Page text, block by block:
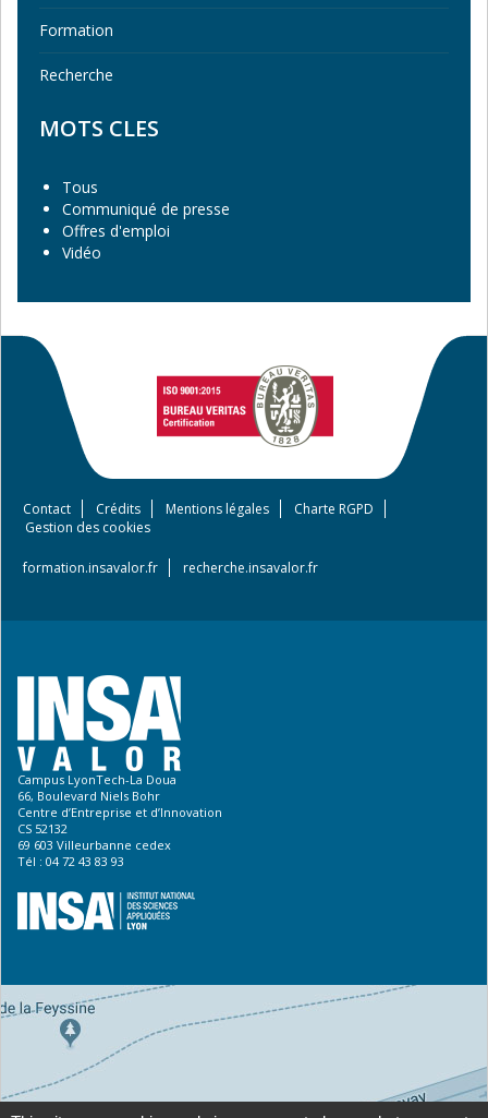
Formation
Recherche
MOTS CLES
Tous
Communiqué de presse
Offres d'emploi
Vidéo
Footer
Contact Crédits Mentions légales
Charte RGPD
Gestion des cookies
formation.insavalor.fr recherche.insavalor.fr
Campus LyonTech-La Doua
66, Boulevard Niels Bohr
Centre d’Entreprise et d’Innovation
CS 52132
69 603 Villeurbanne cedex
Tél : 04 72 43 83 93